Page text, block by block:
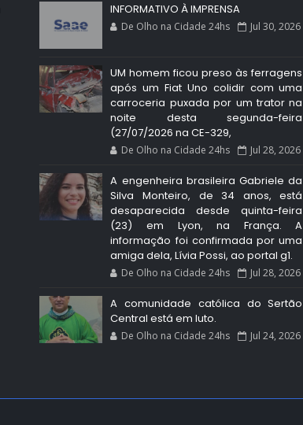
INFORMATIVO À IMPRENSA
De Olho na Cidade 24hs Jul 30, 2026
UM homem ficou preso às ferragens
após um Fiat Uno colidir com uma
carroceria puxada por um trator na
noite desta segunda-feira
(27/07/2026 na CE-329,
De Olho na Cidade 24hs Jul 28, 2026
A engenheira brasileira Gabriele da
Silva Monteiro, de 34 anos, está
desaparecida desde quinta-feira
(23) em Lyon, na França. A
informação foi confirmada por uma
amiga dela, Lívia Possi, ao portal g1.
De Olho na Cidade 24hs Jul 28, 2026
A comunidade católica do Sertão
Central está em luto.
De Olho na Cidade 24hs Jul 24, 2026